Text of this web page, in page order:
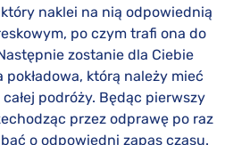
naklei na nią odpowiednią
po czym trafi ona do
zostanie dla Ciebie
którą należy mieć
podróży. Będąc pierwszy
przez odprawę po raz
o odpowiedni zapas czasu.